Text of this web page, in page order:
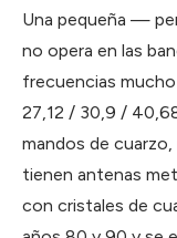
Una pequeña —
no opera en las
frecuencias
27,12 / 30,9 /
mandos de
tienen antenas
con cristales de